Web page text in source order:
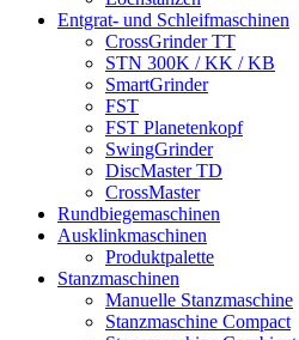
Entgrat- und Schleifmaschinen
CrossGrinder TT
STN 300K / KK / KB
SmartGrinder
FST
FST Planetenkopf
SwingGrinder
DiscMaster TD
CrossMaster
Rundbiegemaschinen
Ausklinkmaschinen
Produktpalette
Stanzmaschinen
Manuelle Stanzmaschine
Stanzmaschine Compact